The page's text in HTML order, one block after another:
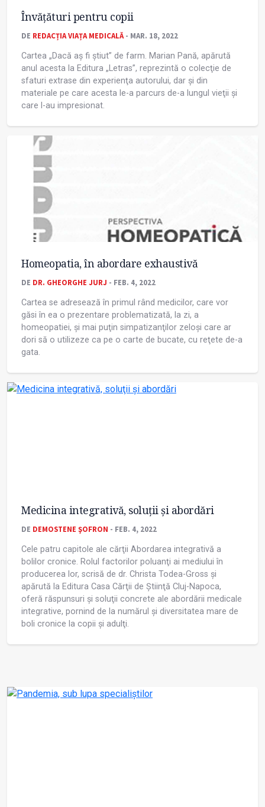
Învăţături pentru copii
DE REDACȚIA VIAȚA MEDICALĂ- MAR. 18, 2022
Cartea „Dacă aș fi știut” de farm. Marian Pană, apărută
anul acesta la Editura „Letras”, reprezintă o colecţie de
sfaturi extrase din experienţa autorului, dar și din
materiale pe care acesta le-a parcurs de-a lungul vieţii și
care l-au impresionat.
Homeopatia, în abordare exhaustivă
DE DR. GHEORGHE JURJ - FEB. 4, 2022
Cartea se adresează în primul rând medicilor, care vor
găsi în ea o prezentare problematizată, la zi, a
homeopatiei, și mai puţin simpatizanţilor zeloși care ar
dori să o utilizeze ca pe o carte de bucate, cu reţete de-a
gata.
Medicina integrativă, soluţii și abordări
DE DEMOSTENE ŞOFRON - FEB. 4, 2022
Cele patru capitole ale cărţii Abordarea integrativă a
bolilor cronice. Rolul factorilor poluanţi ai mediului în
producerea lor, scrisă de dr. Christa Todea-Gross și
apărută la Editura Casa Cărţii de Știinţă Cluj-Napoca,
oferă răspunsuri și soluţii concrete ale abordării medicale
integrative, pornind de la numărul și diversitatea mare de
boli cronice la copii și adulţi.